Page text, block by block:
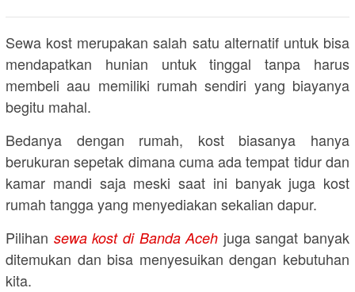
Sewa kost merupakan salah satu alternatif untuk bisa
mendapatkan hunian untuk tinggal tanpa harus
membeli aau memiliki rumah sendiri yang biayanya
begitu mahal.
Bedanya dengan rumah, kost biasanya hanya
berukuran sepetak dimana cuma ada tempat tidur dan
kamar mandi saja meski saat ini banyak juga kost
rumah tangga yang menyediakan sekalian dapur.
Pilihan sewa kost di Banda Aceh juga sangat banyak
ditemukan dan bisa menyesuikan dengan kebutuhan
kita.